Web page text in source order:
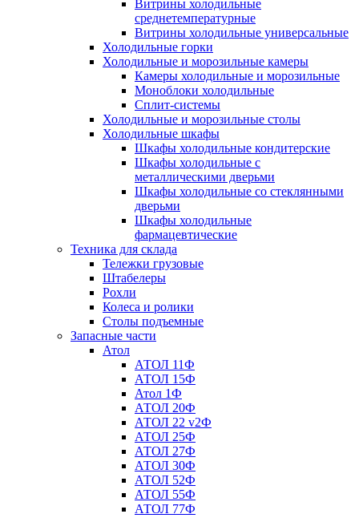
Витрины холодильные
среднетемпературные
Витрины холодильные универсальные
Холодильные горки
Холодильные и морозильные камеры
Камеры холодильные и морозильные
Моноблоки холодильные
Сплит-системы
Холодильные и морозильные столы
Холодильные шкафы
Шкафы холодильные кондитерские
Шкафы холодильные с
металлическими дверьми
Шкафы холодильные со стеклянными
дверьми
Шкафы холодильные
фармацевтические
Техника для склада
Тележки грузовые
Штабелеры
Рохли
Колеса и ролики
Столы подъемные
Запасные части
Атол
АТОЛ 11Ф
АТОЛ 15Ф
Атол 1Ф
АТОЛ 20Ф
АТОЛ 22 v2Ф
АТОЛ 25Ф
АТОЛ 27Ф
АТОЛ 30Ф
АТОЛ 52Ф
АТОЛ 55Ф
АТОЛ 77Ф